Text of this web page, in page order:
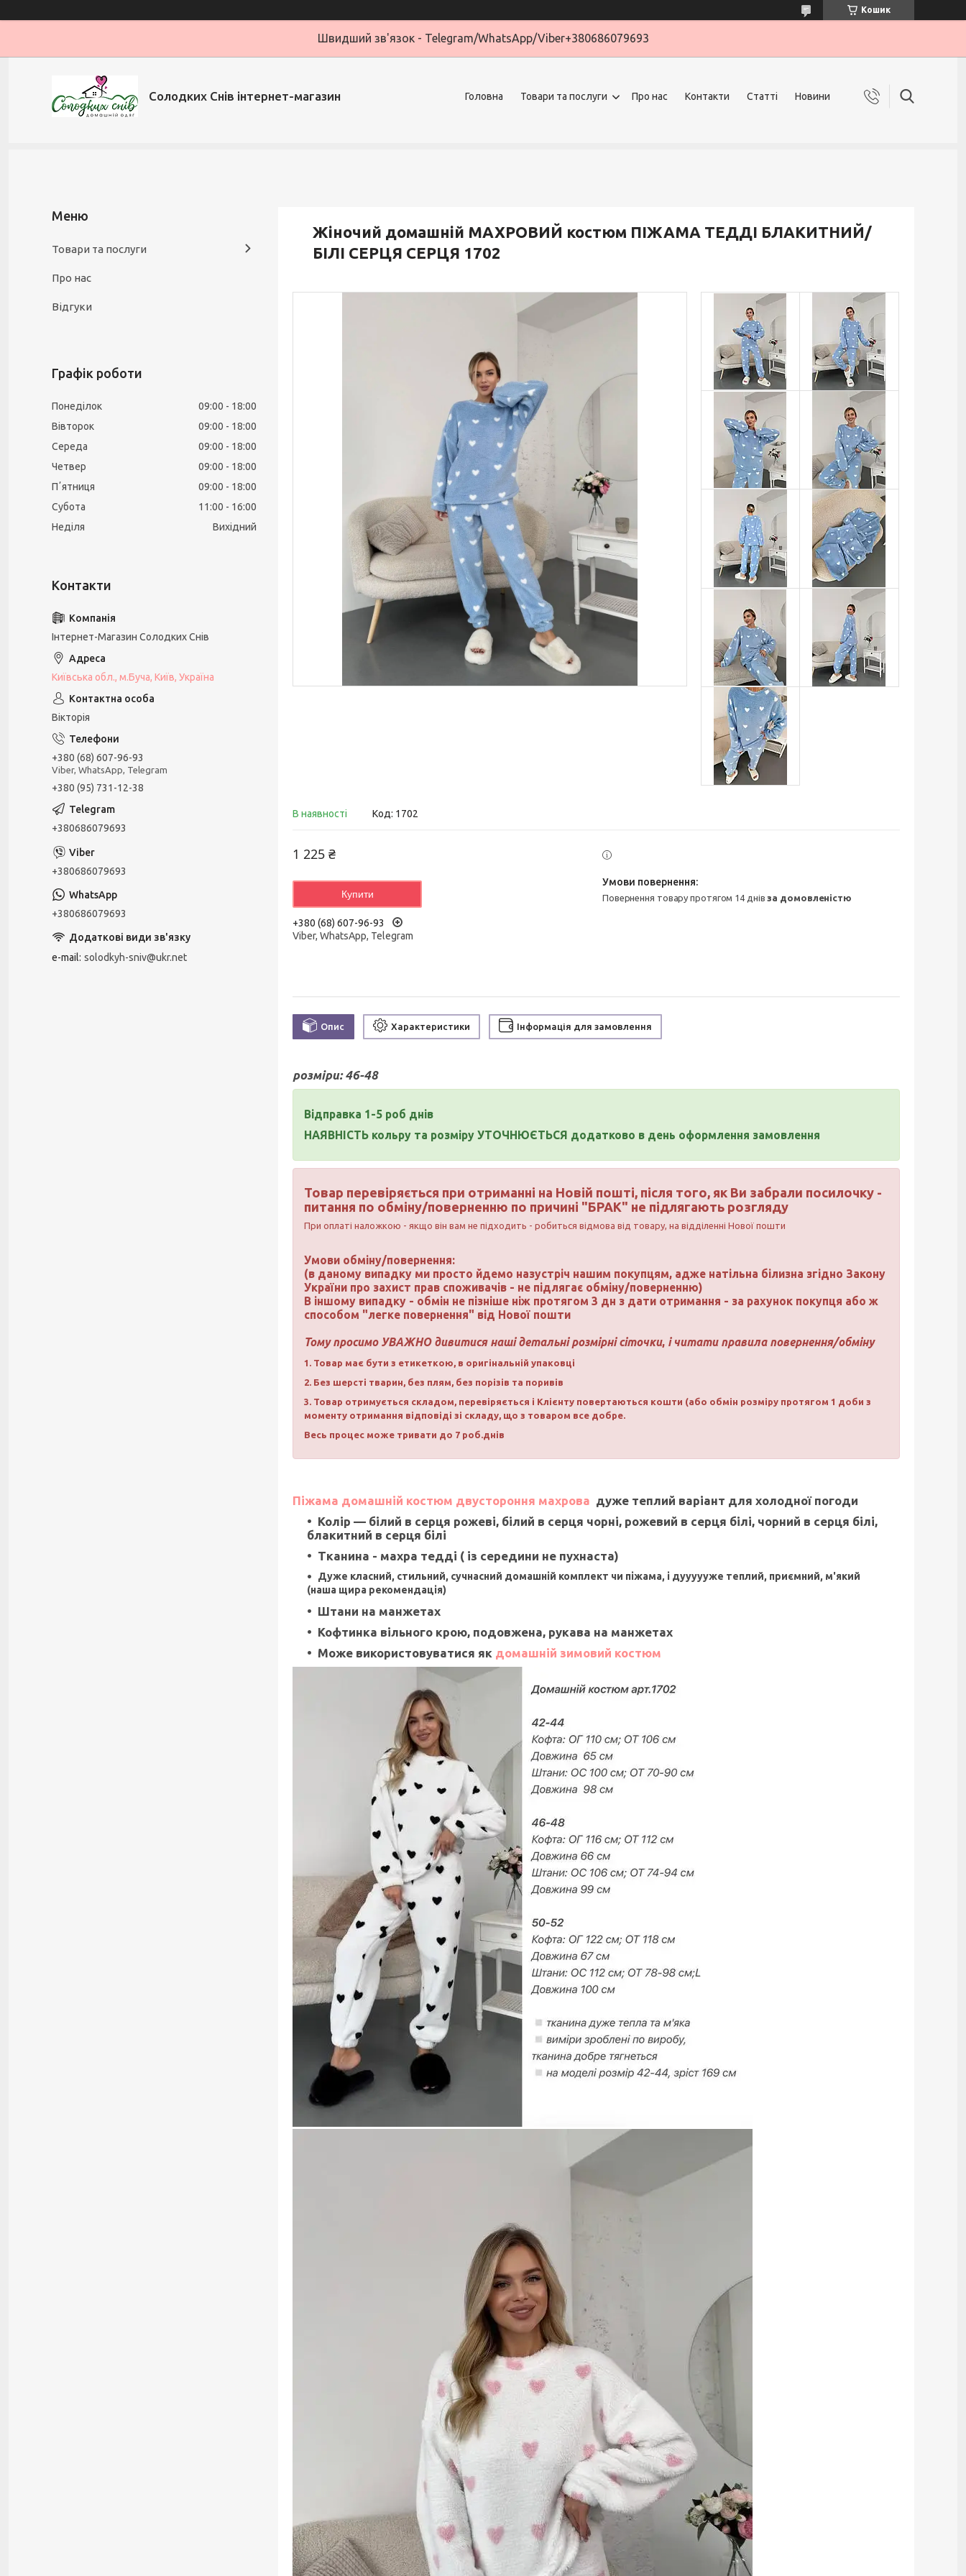
Кошик
Швидший зв'язок - Telegram/WhatsApp/Viber+380686079693
Солодких Снів інтернет-магазин Головна Товари та послуги Про нас Контакти Статті Новини
Жіночий домашній МАХРОВИЙ костюм ПІЖАМА ТЕДДІ БЛАКИТНИЙ/
БІЛІ СЕРЦЯ СЕРЦЯ 1702
В наявності Код: 1702
1 225 ₴
Купити
+380 (68) 607-96-93
Viber, WhatsApp, Telegram
повернення товару протягом 14 днівза домовленістю
Опис Характеристики Інформація для замовлення
розміри:46-48
Відправка 1-5 роб днів
НАЯВНІСТЬ кольру та розміру УТОЧНЮЄТЬСЯ додатково в день оформлення замовлення
Товар перевіряється при отриманні на Новій пошті, після того, як Ви забрали посилочку -
питання по обміну/поверненню по причині "БРАК" не підлягають розгляду
При оплаті наложкою - якщо він вам не підходить - робиться відмова від товару, на відділенні Нової пошти
Умови обміну/повернення:
(в даному випадку ми просто йдемо назустріч нашим покупцям, адже натільна білизна згідно Закону
України про захист прав споживачів - не підлягає обміну/поверненню)
В іншому випадку - обмін не пізніше ніж протягом 3 дн з дати отримання - за рахунок покупця або ж
способом "легке повернення" від Нової пошти
Тому просимо УВАЖНО дивитися наші детальні розмірні сіточки, і читати правила повернення/обміну
1. Товар має бути з етикеткою, в оригінальній упаковці
2. Без шерсті тварин, без плям, без порізів та поривів
3. Товар отримується складом, перевіряється і Клієнту повертаються кошти (або обмін розміру протягом 1 доби з
моменту отримання відповіді зі складу, що з товаром все добре.
Весь процес може тривати до 7 роб.днів
Піжама домашній костюм двустороння махрова дуже теплий варіант для холодної погоди
Колір — білий в серця рожеві, білий в серця чорні, рожевий в серця білі, чорний в серця білі,
блакитний в серця білі
Тканина - махра тедді ( із середини не пухнаста)
Дуже класний, стильний, сучнасний домашній комплект чи піжама, і дуууууже теплий, приємний, м'який
(наша щира рекомендація)
Штани на манжетах
Кофтинка вільного крою, подовжена, рукава на манжетах
Може використовуватися як домашній зимовий костюм
Товари та послуги
Про нас
Відгуки
Графік роботи
Понеділок 09:00
18:00
Вівторок
09:00
18:00
Середа
09:00
18:00
Четвер
09:00
18:00
Пʼятниця
09:00
18:00
Субота
11:00
16:00
Неділя
Вихідний
Інтернет-Магазин Солодких Снів
Київська обл., м.Буча, Київ, Україна
Вікторія
+380 (68) 607-96-93
Viber, WhatsApp, Telegram
+380 (95) 731-12-38
+380686079693
+380686079693
+380686079693
e-mail solodkyh-sniv@ukr.net